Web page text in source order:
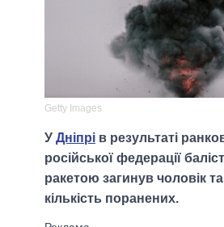
Getty Images
У Дніпрі в результаті
російської федерації
ракетою загинув чоловік
кількість поранених.